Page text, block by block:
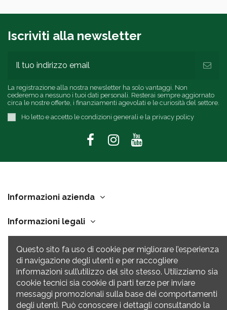
Iscriviti alla newsletter
La registrazione alla nostra newsletter ha solo vantaggi. Non
cederemo a nessuno i tuoi dati personali. Resterai sempre aggiornato
circa le nostre offerte, i finanziamenti agevolati e le curiosità del settore.
Ho letto e accetto le condizioni generali e la privacy policy
Informazioni azienda
Informazioni legali
Link Utili
Contatti
Questo sito fa uso di cookie per migliorare l’esperienza
di navigazione degli utenti e per raccogliere
informazioni sull’utilizzo del sito stesso. Utilizziamo sia
cookie tecnici sia cookie di parti terze per inviare
messaggi promozionali sulla base dei comportamenti
degli utenti. Può conoscere i dettagli consultando la